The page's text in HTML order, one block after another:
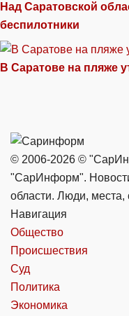
Над Саратовской
беспилотники
В Саратове на пляже
© 2006-2026 ©
"СарИнформ".
области. Люди, места,
Навигация
Общество
Происшествия
Суд
Политика
Экономика